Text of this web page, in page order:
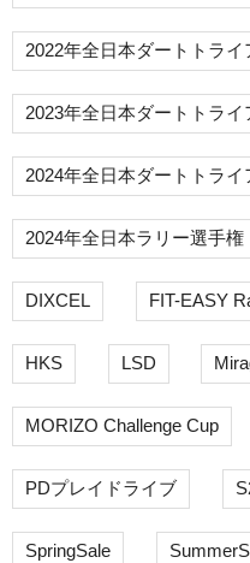
2022年全日本ダートトライ
2023年全日本ダートトライ
2024年全日本ダートトライ
2024年全日本ラリー選手権
DIXCEL FIT-EASY
HKS LSD
MORIZO Challenge Cup
PDプレイドライブ
SpringSale